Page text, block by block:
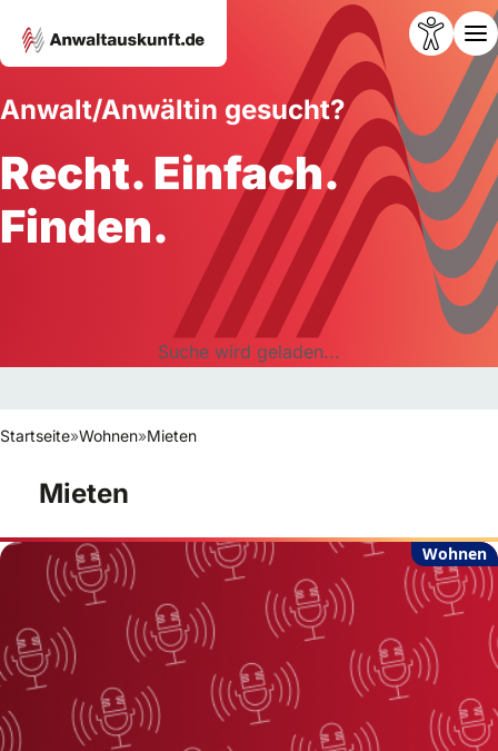
Anwalt/Anwältin gesucht?
Recht. Einfach.
Finden.
Suche wird geladen...
Startseite»Wohnen»Mieten
Mieten
Wohnen